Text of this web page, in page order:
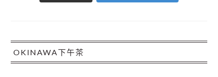
OKINAWA下午茶